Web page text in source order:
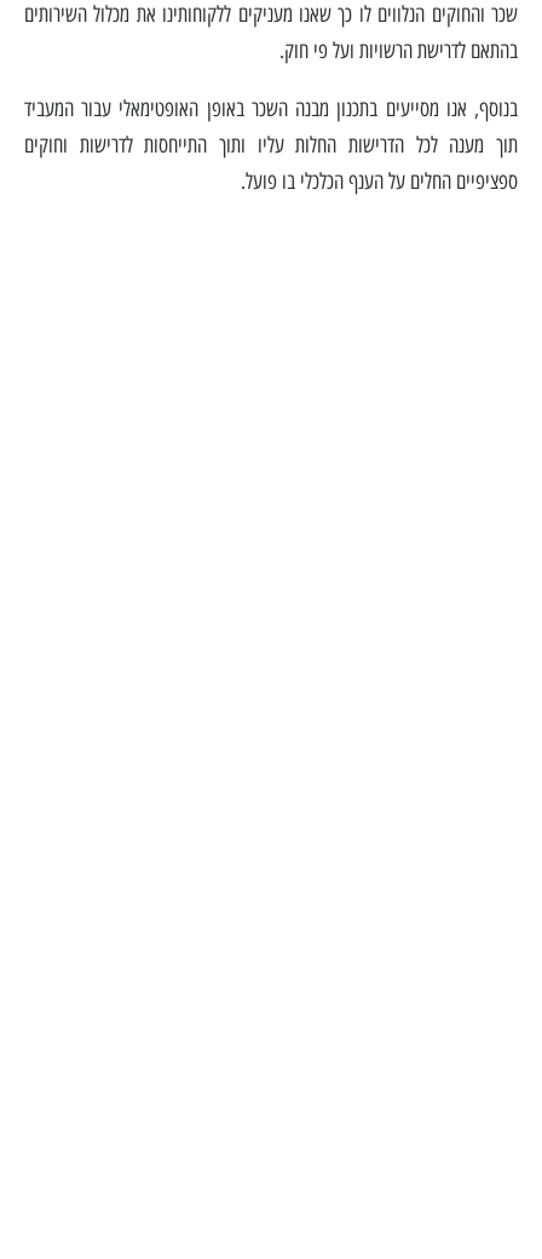
שכר והחוקים הנלווים לו כך שאנו מעניקים ללקוחותינו את מכלול השירותים
בהתאם לדרישת הרשויות ועל פי חוק.
בנוסף, אנו מסייעים בתכנון מבנה השכר באופן האופטימאלי עבור המעביד
תוך מענה לכל הדרישות החלות עליו ותוך התייחסות לדרישות וחוקים
ספציפיים החלים על הענף הכלכלי בו פועל.